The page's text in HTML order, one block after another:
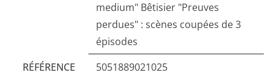
medium" Bêtisier "Preuves
perdues" : scènes coupées de 3
épisodes
RÉFÉRENCE
5051889021025